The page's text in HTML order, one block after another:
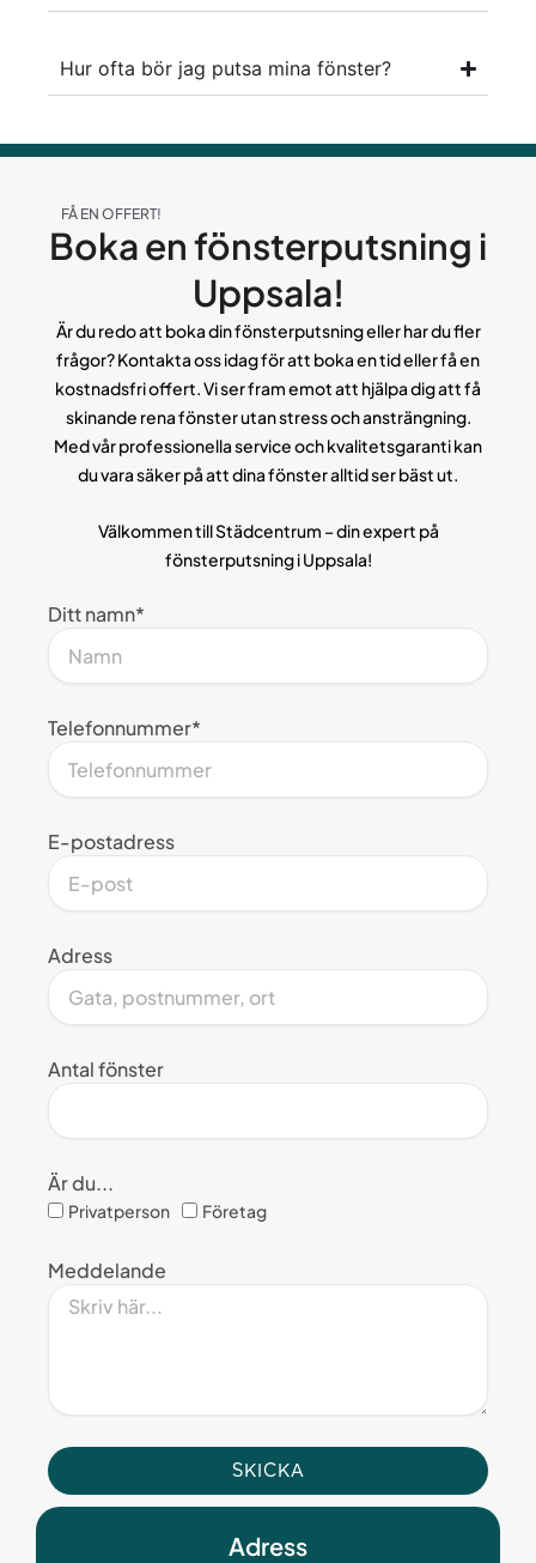
Hur ofta bör jag putsa mina fönster?
FÅ EN OFFERT!
Boka en fönsterputsning i
Uppsala!
Är du redo att boka din fönsterputsning eller har du fler
frågor? Kontakta oss idag för att boka en tid eller få en
kostnadsfri offert. Vi ser fram emot att hjälpa dig att få
skinande rena fönster utan stress och ansträngning.
Med vår professionella service och kvalitetsgaranti kan
du vara säker på att dina fönster alltid ser bäst ut.
Välkommen till Städcentrum – din expert på
fönsterputsning i Uppsala!
Ditt namn*
Telefonnummer*
E-postadress
Adress
Antal fönster
Är du...
Privatperson Företag
Meddelande
SKICKA
Adress